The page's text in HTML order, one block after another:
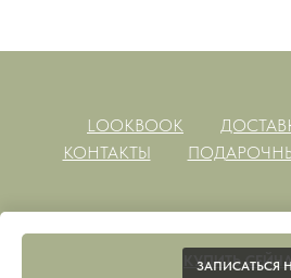
КУПИТЬ
ЗАПИСАТЬСЯ
LOOKBOOK
КОНТАКТЫ
Made on